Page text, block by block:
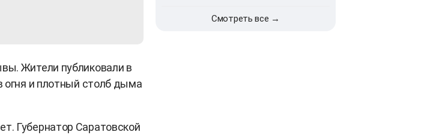
Жители публиковали в
огня и плотный столб дыма
Губернатор Саратовской
Смотреть все →